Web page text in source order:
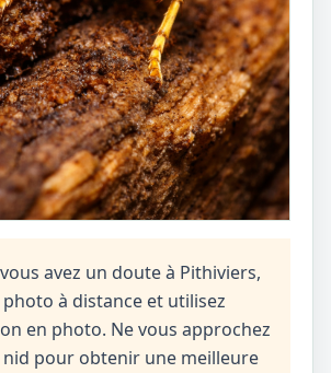
avez un doute à Pithiviers,
à distance et utilisez
en photo. Ne vous approchez
nid pour obtenir une meilleure